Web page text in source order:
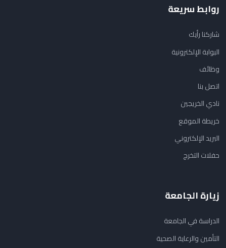
روابط سريعة
شاركنا رأيك
البوابة الإلكترونية
وظائف
اتصل بنا
نادي الخريجين
خريطة الموقع
البريد الإلكتروني
حفلات التخرج
زيارة الجامعة
الدراسة في الجامعة
التأمين والرعاية الصحية